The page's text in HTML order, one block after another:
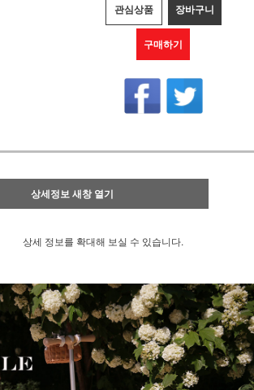
관심상품 장바구니
구매하기
상세정보 새창 열기
상세 정보를 확대해 보실 수 있습니다.